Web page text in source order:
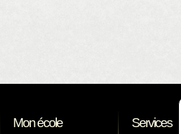
Mon école Services